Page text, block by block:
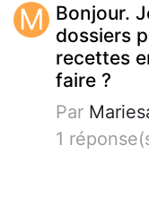
M Bonjour.
dossiers
recettes
faire ?
Par
1